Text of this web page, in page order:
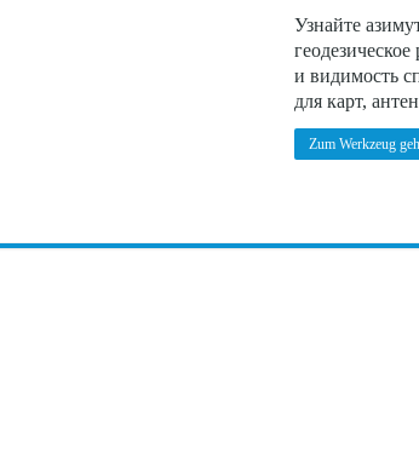
Узнайте
и видимость
для карт,
Zum Werkzeug